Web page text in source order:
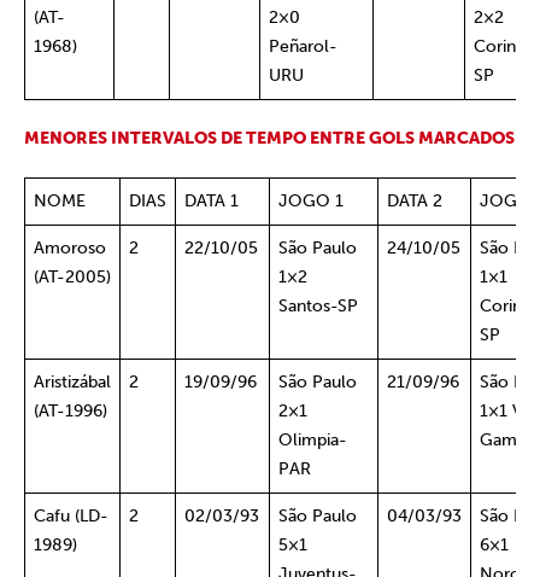
(AT-
1968)
2×0
Peñarol-
URU
2×2
SP
MENORES INTERVALOS DE TEMPO ENTRE GOLS MARCADOS
NOME DIAS DATA 1 JOGO 1 DATA 2 JOGO
Amoroso
(AT-2005)
2 22/10/05
São Paulo
1×2
Santos-SP
24/10/05
São
1×1
SP
Aristizábal
(AT-1996)
2 19/09/96
São Paulo
2×1
Olimpia-
PAR
21/09/96
São
1×1
Gama-
Cafu (LD-
1989)
2 02/03/93
São Paulo
5×1
04/03/93
São
6×1